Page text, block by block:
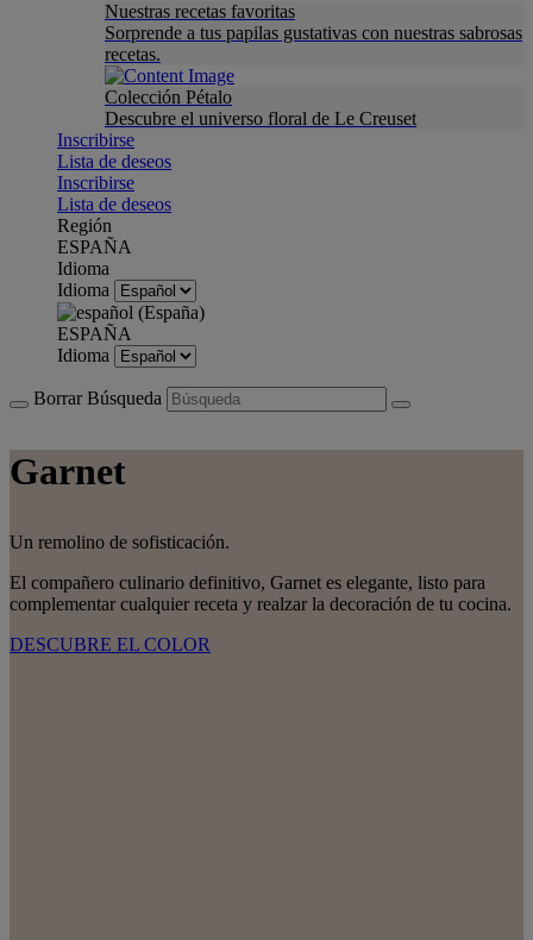
Nuestras recetas favoritas
Sorprende a tus papilas gustativas con nuestras sabrosas
recetas.
Colección Pétalo
Descubre el universo floral de Le Creuset
Inscribirse
Lista de deseos
Inscribirse
Lista de deseos
Región
ESPAÑA
Idioma
Idioma
ESPAÑA
Idioma
Borrar Búsqueda
Garnet
Un remolino de sofisticación.
El compañero culinario definitivo, Garnet es elegante, listo para
complementar cualquier receta y realzar la decoración de tu cocina.
DESCUBRE EL COLOR